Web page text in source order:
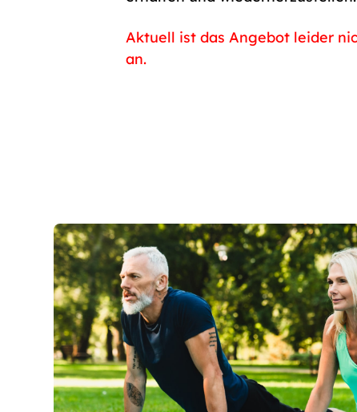
Aktuell ist das Angebot leider
an.